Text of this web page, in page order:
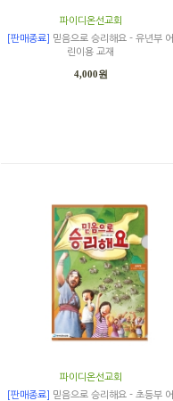
파이디온선교회
[판매종료]
믿음으로 승리해요 - 유년부 어
린이용 교재
4,000원
파이디온선교회
[판매종료]
믿음으로 승리해요 - 초등부 어